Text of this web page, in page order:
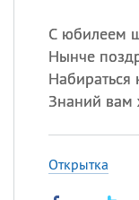
С юбилеем
Нынче
Знаний вам
Открытка